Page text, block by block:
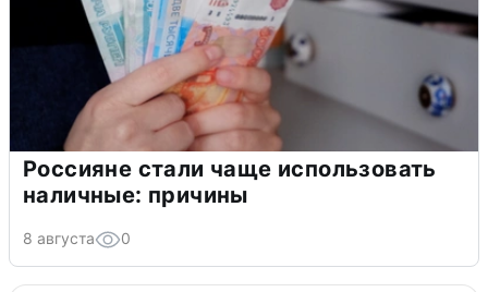
Россияне стали чаще использовать
наличные: причины
8 августа 0